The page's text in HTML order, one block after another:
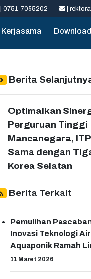
| 0751-7055202 |
Kerjasama Download
Berita
Optimalkan
Perguruan Tinggi
Mancanegara,
Sama dengan
Korea Selatan
Berita Terkait
Pemulihan
Inovasi Teknologi
Aquaponik Ramah
11 Maret 2026